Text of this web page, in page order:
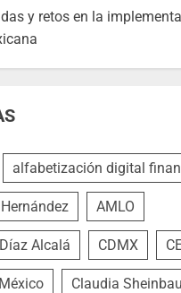
y retos en la
alfabetización digital
AMLO
Alcalá CDMX
Claudia